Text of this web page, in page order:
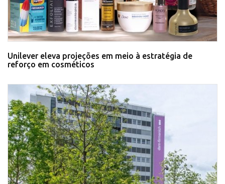
Unilever eleva projeções em meio à estratégia de
reforço em cosméticos